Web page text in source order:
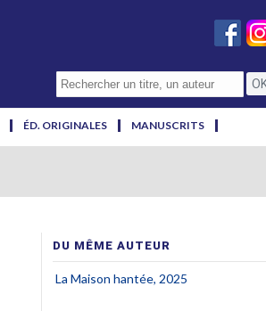
ÉD. ORIGINALES
MANUSCRITS
DU MÊME AUTEUR
La Maison hantée, 2025